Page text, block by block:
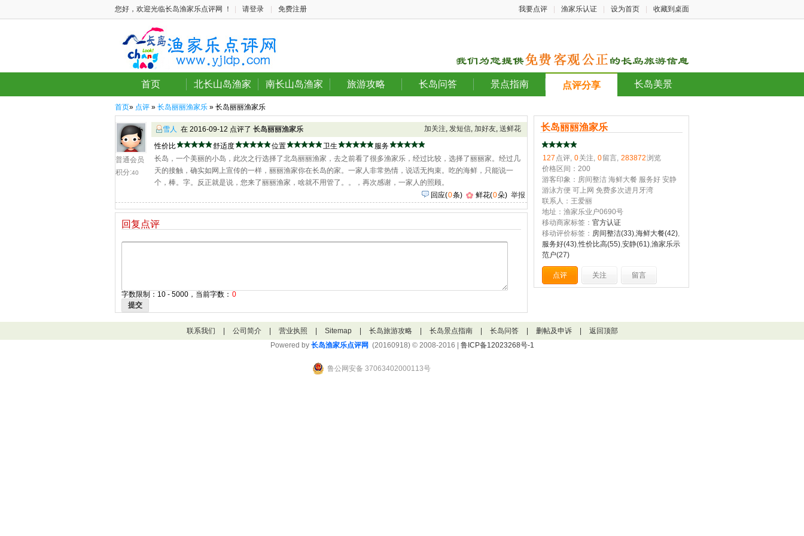
您好，欢迎光临长岛渔家乐点评网 ！ 请登录 免费注册 我要点评 渔家乐认证 设为首页 收藏到桌面
首页 北长山岛渔家 南长山岛渔家 旅游攻略 长岛问答 景点指南 点评分享 长岛美景
首页» 点评 » 长岛丽丽渔家乐 » 长岛丽丽渔家乐
普通会员
积分:40
加关注, 发短信, 加好友, 送鲜花
雪人 在 2016-09-12 点评了 长岛丽丽渔家乐
性价比
舒适度 位置 卫生
服务
长岛，一个美丽的小岛，此次之行选择了北岛丽丽渔家，去之前看了很多渔家乐，经过比较，选择了丽丽家。经过几
天的接触，确实如网上宣传的一样，丽丽渔家你在长岛的家。一家人非常热情，说话无拘束。吃的海鲜，只能说一
个，棒。字。反正就是说，您来了丽丽渔家，啥就不用管了。。，再次感谢，一家人的照顾。
回应(0条) 鲜花(0朵) 举报
回复点评
字数限制：10 - 5000，当前字数： 0
提交
长岛丽丽渔家乐
127 点评, 0关注, 0留言, 283872浏览
价格区间：200
游客印象：房间整洁 海鲜大餐 服务好 安静
游泳方便 可上网 免费多次进月牙湾
联系人：王爱丽
地址：渔家乐业户0690号
移动商家标签： 官方认证
移动评价标签： 房间整洁(33),海鲜大餐(42),
服务好(43),性价比高(55),安静(61),渔家乐示
范户(27)
点评 关注 留言
联系我们 公司简介 营业执照 Sitemap 长岛旅游攻略 长岛景点指南 长岛问答 删帖及申诉
返回顶部
Powered by 长岛渔家乐点评网 (20160918) © 2008-2016 | 鲁ICP备12023268号-1
鲁公网安备 37063402000113号